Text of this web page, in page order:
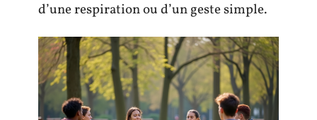
d’une respiration ou d’un geste simple.